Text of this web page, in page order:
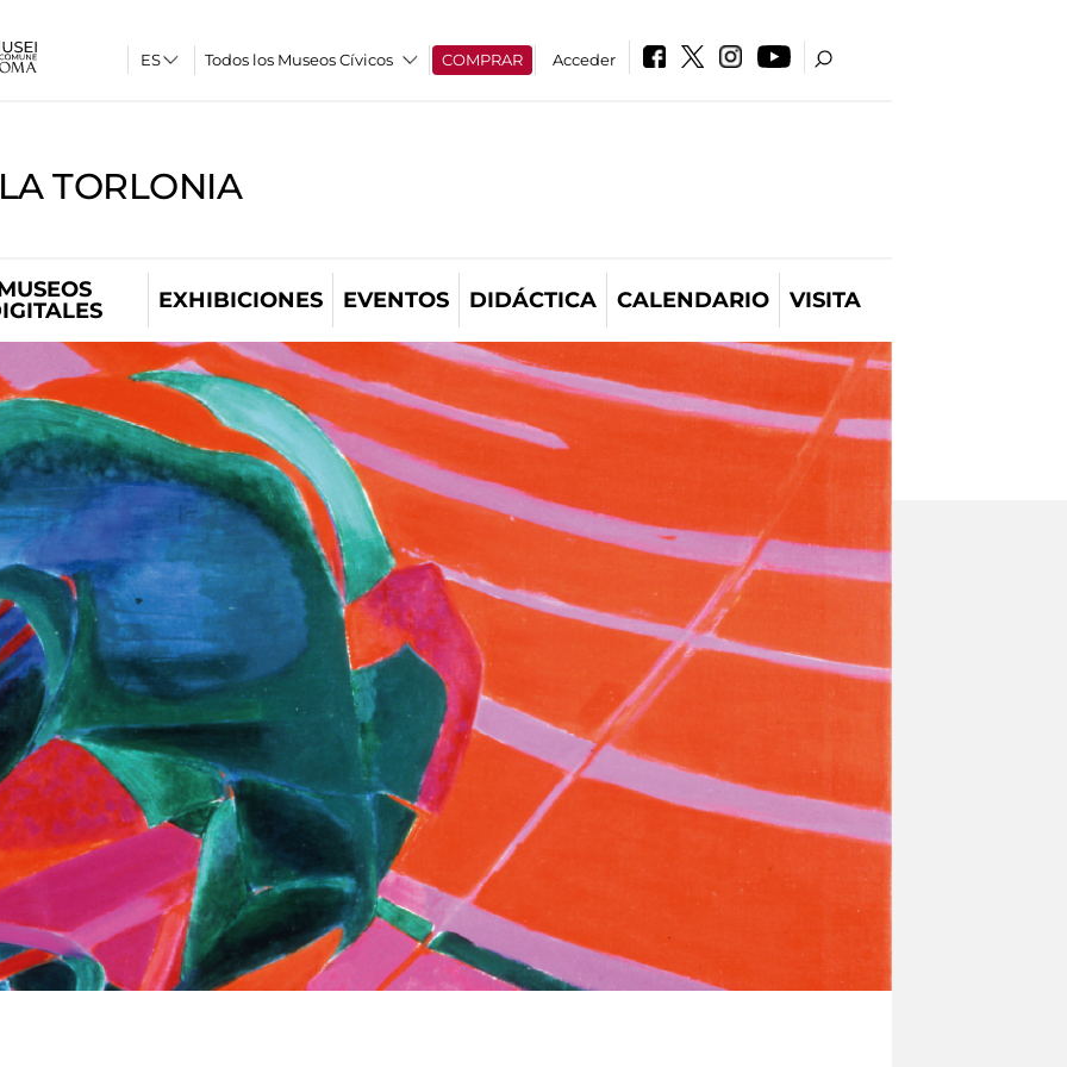
Todos los Museos Cívicos COMPRAR Acceder
TORLONIA
EXHIBICIONES EVENTOS DIDÁCTICA CALENDARIO VISITA